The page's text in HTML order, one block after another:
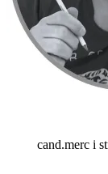
cand.merc i